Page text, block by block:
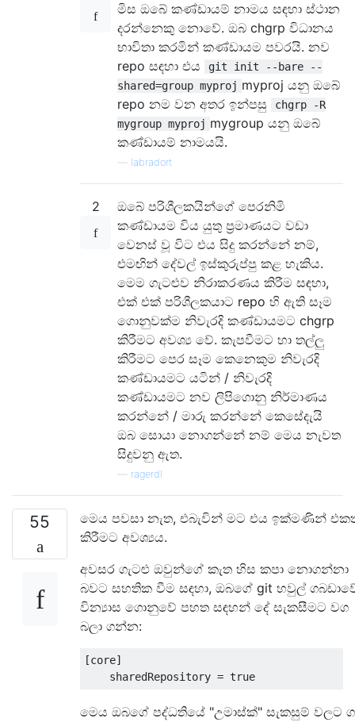
මිස ඔබේ කණ්ඩායම් නාමය සඳහා ස්ථාන
දරන්නෙකු නොවේ. ඔබ chgrp විධානය
භාවිතා කරමින් කණ්ඩායම පවරයි. නව
repo සඳහා එය
git init --bare --
shared=group myproj myproj යනු ඔබේ
repo නම වන අතර ඉන්පසු
chgrp -R
mygroup myproj mygroup යනු ඔබේ
කණ්ඩායම් නාමයයි.
labradort
2
ඔබේ පරිශීලකයින්ගේ පෙරනිමි
කණ්ඩායම විය යුතු ප්‍රමාණයට වඩා
වෙනස් වූ විට එය සිදු කරන්නේ නම්,
එමඟින් දේවල් ඉස්කුරුප්පු කළ හැකිය.
මෙම ගැටළුව නිරාකරණය කිරීම සඳහා,
එක් එක් පරිශීලකයාට repo හි ඇති සෑම
ගොනුවක්ම නිවැරදි කණ්ඩායමට chgrp
කිරීමට අවශ්‍ය වේ. කැපවීමට හා තල්ලු
කිරීමට පෙර සෑම කෙනෙකුම නිවැරදි
කණ්ඩායමට යටින් / නිවැරදි
කණ්ඩායමට නව ලිපිගොනු නිර්මාණය
කරන්නේ / මාරු කරන්නේ කෙසේදැයි
ඔබ සොයා නොගන්නේ නම් මෙය නැවත
සිදුවනු ඇත.
ragerdl
55
මෙය පවසා නැත, එබැවින් මට එය ඉක්මණින්
කිරීමට අවශ්‍යය.
අවසර ගැටළු ඔවුන්ගේ කැත හිස කපා නොගන්නා
බවට සහතික වීම සඳහා, ඔබගේ git හවුල්
වින්‍යාස ගොනුවේ පහත සඳහන් දේ සැකසීමට වග
බලා ගන්න:
[core]
මෙය ඔබගේ පද්ධතියේ "උමාස්ක්" සැකසුම් වලට